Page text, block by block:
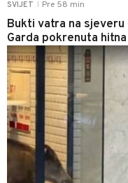
SVIJET Pre 58 min
Bukti vatra na
Garda pokrenuta